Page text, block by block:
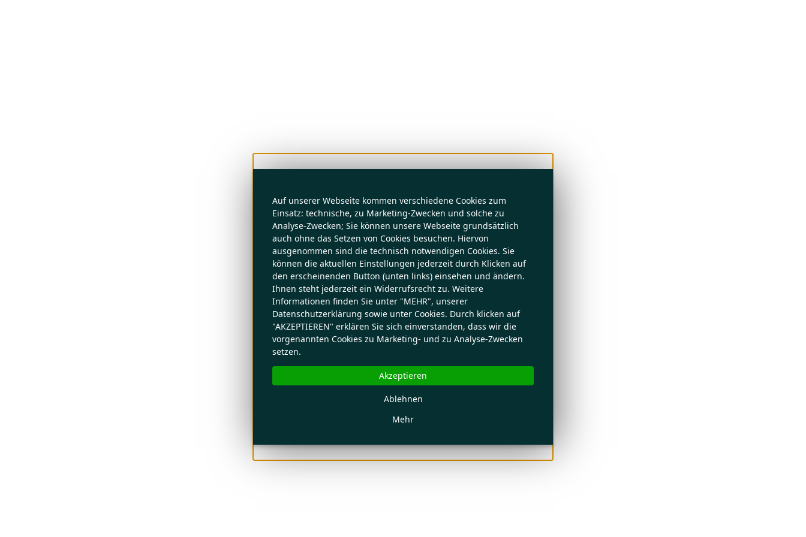
Auf unserer Webseite kommen verschiedene Cookies zum
Einsatz: technische, zu Marketing-Zwecken und solche zu
Analyse-Zwecken; Sie können unsere Webseite grundsätzlich
auch ohne das Setzen von Cookies besuchen. Hiervon
ausgenommen sind die technisch notwendigen Cookies. Sie
können die aktuellen Einstellungen jederzeit durch Klicken auf
den erscheinenden Button (unten links) einsehen und ändern.
Ihnen steht jederzeit ein Widerrufsrecht zu. Weitere
Informationen finden Sie unter "MEHR", unserer
Datenschutzerklärung sowie unter Cookies. Durch klicken auf
"AKZEPTIEREN" erklären Sie sich einverstanden, dass wir die
vorgenannten Cookies zu Marketing- und zu Analyse-Zwecken
setzen.
Mehr
Ablehnen
Akzeptieren